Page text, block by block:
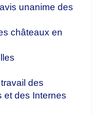
unanime des
châteaux en
des
et des Internes